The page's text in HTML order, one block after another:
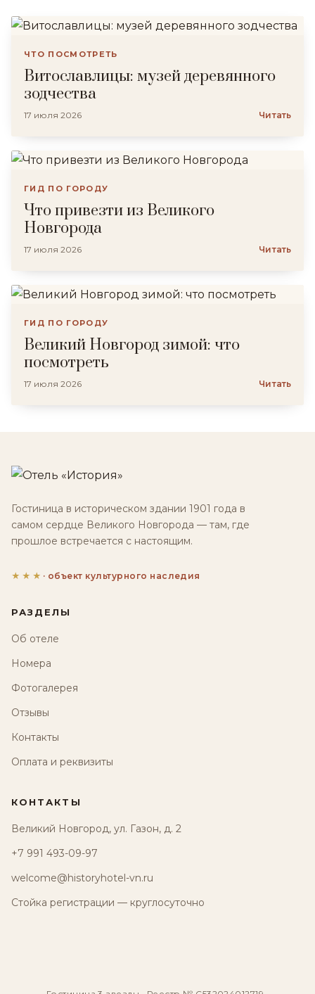
ЧТО ПОСМОТРЕТЬ
Витославлицы: музей деревянного
зодчества
17 июля 2026 Читать
ГИД ПО ГОРОДУ
Что привезти из Великого
Новгорода
17 июля 2026 Читать
ГИД ПО ГОРОДУ
Великий Новгород зимой: что
посмотреть
17 июля 2026 Читать
Гостиница в историческом здании 1901 года в
самом сердце Великого Новгорода — там, где
прошлое встречается с настоящим.
★★★ · объект культурного наследия
РАЗДЕЛЫ
Об отеле
Номера
Фотогалерея
Отзывы
Контакты
Оплата и реквизиты
КОНТАКТЫ
Великий Новгород, ул. Газон, д. 2
+7 991 493-09-97
welcome@historyhotel-vn.ru
Стойка регистрации — круглосуточно